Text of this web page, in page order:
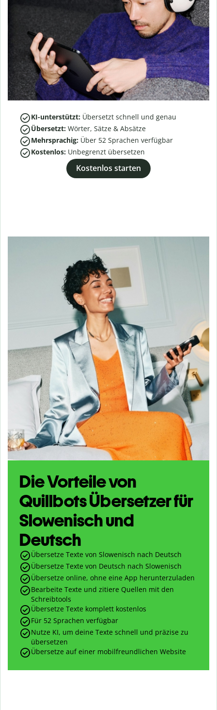
KI-unterstützt: Übersetzt schnell und genau
Übersetzt: Wörter, Sätze & Absätze
Mehrsprachig: Über 52 Sprachen verfügbar
Kostenlos: Unbegrenzt übersetzen
Kostenlos starten
Die Vorteile von
Quillbots Übersetzer für
Slowenisch und
Deutsch
Übersetze Texte von Slowenisch nach Deutsch
Übersetze Texte von Deutsch nach Slowenisch
Übersetze online, ohne eine App herunterzuladen
Bearbeite Texte und zitiere Quellen mit den
Schreibtools
Übersetze Texte komplett kostenlos
Für 52 Sprachen verfügbar
Nutze KI, um deine Texte schnell und präzise zu
übersetzen
Übersetze auf einer mobilfreundlichen Website